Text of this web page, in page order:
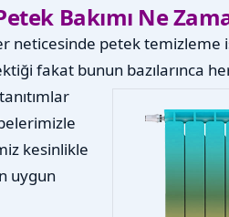
Bakımı Ne
neticesinde petek temizleme
fakat bunun bazılarınca
kesinlikle
uygun